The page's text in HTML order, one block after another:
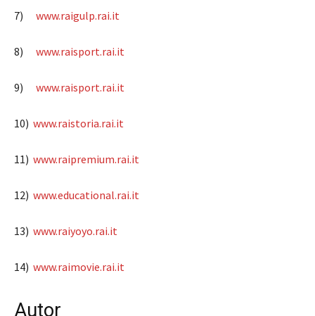
7) www.raigulp.rai.it
8) www.raisport.rai.it
9) www.raisport.rai.it
10) www.raistoria.rai.it
11) www.raipremium.rai.it
12) www.educational.rai.it
13) www.raiyoyo.rai.it
14) www.raimovie.rai.it
Autor